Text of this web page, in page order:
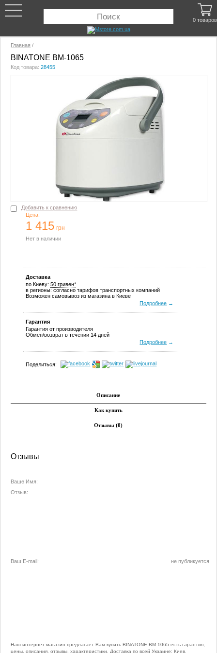
Главная /
BINATONE BM-1065
Код товара:28455
Добавить к сравнению
Цена:
1 415 грн
Нет в наличии
Доставка
по Киеву:50 гривен*
в регионы: согласно тарифов транспортных компаний
Возможен самовывоз из магазина в Киеве
Подробнее →
Гарантия
Гарантия от производителя
Обмен/возврат в течении 14 дней
Подробнее →
Поделиться:
Описание
Как купить
Отзывы (0)
Отзывы
Ваше Имя:
Отзыв:
не публикуется
Ваш E-mail:
Наш интернет-магазин предлагает Вам купить BINATONE BM-1065 есть гарантия,
цены, описания, отзывы, характеристики. Доставка по всей Украине: Киев,
0 товаров